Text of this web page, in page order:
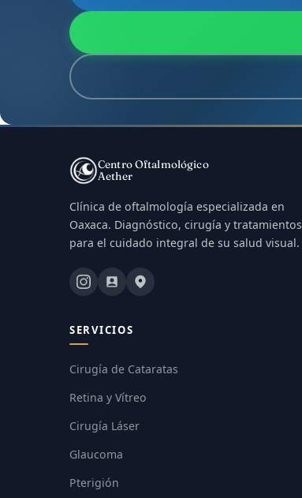
Centro Oftalmológico
Aether
Clínica de oftalmología especializada en
Oaxaca. Diagnóstico, cirugía y tratamientos
para el cuidado integral de su salud visual.
SERVICIOS
Cirugía de Cataratas
Retina y Vítreo
Cirugía Láser
Glaucoma
Pterigión